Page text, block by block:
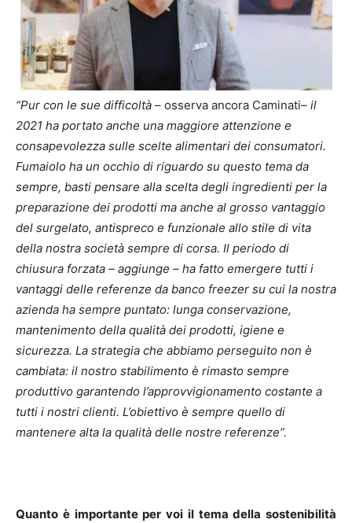
“Pur con le sue difficoltà – osserva ancora Caminati– il
2021 ha portato anche una maggiore attenzione e
consapevolezza sulle scelte alimentari dei consumatori.
Fumaiolo ha un occhio di riguardo su questo tema da
sempre, basti pensare alla scelta degli ingredienti per la
preparazione dei prodotti ma anche al grosso vantaggio
del surgelato, antispreco e funzionale allo stile di vita
della nostra società sempre di corsa. Il periodo di
chiusura forzata – aggiunge – ha fatto emergere tutti i
vantaggi delle referenze da banco freezer su cui la nostra
azienda ha sempre puntato: lunga conservazione,
mantenimento della qualità dei prodotti, igiene e
sicurezza. La strategia che abbiamo perseguito non è
cambiata: il nostro stabilimento è rimasto sempre
produttivo garantendo l’approvvigionamento costante a
tutti i nostri clienti. L’obiettivo è sempre quello di
mantenere alta la qualità delle nostre referenze”.
Quanto è importante per voi il tema della sostenibilità